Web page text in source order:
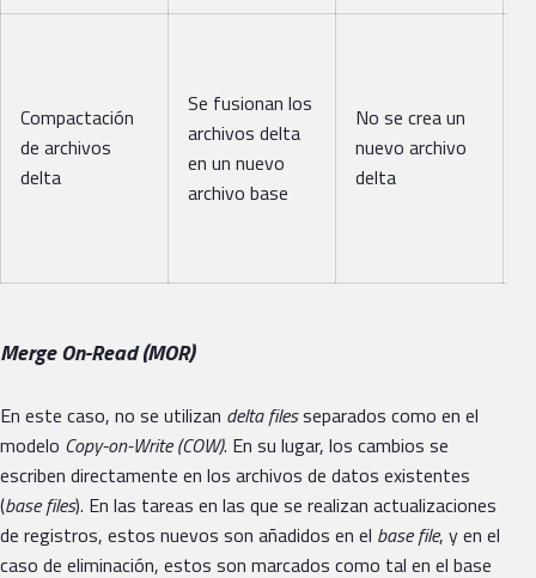
Compactación
de archivos
delta
Se fusionan los
archivos delta
en un nuevo
archivo base
No se crea un
nuevo archivo
delta
Merge On-Read (MOR)
En este caso, no se utilizan delta filesseparados como en el
modelo Copy-on-Write (COW). En su lugar, los cambios se
escriben directamente en los archivos de datos existentes
(base files). En las tareas en las que se realizan actualizaciones
de registros, estos nuevos son añadidos en el base file, y en el
caso de eliminación, estos son marcados como tal en el base